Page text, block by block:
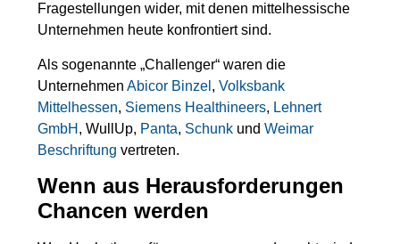
Fragestellungen wider, mit denen mittelhessische
Unternehmen heute konfrontiert sind.
Als sogenannte „Challenger“ waren die
UnternehmenAbicor Binzel ,Volksbank
Mittelhessen, Siemens Healthineers, Lehnert
GmbH , WullUp, Panta, Schunk undWeimar
Beschriftung vertreten.
Wenn aus Herausforderungen
Chancen werden